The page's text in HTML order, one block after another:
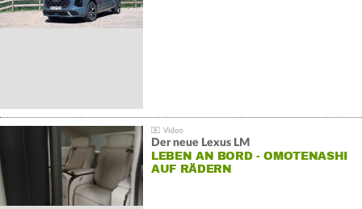
Der neue Lexus LM
LEBEN AN BORD - OMOTENASHI
AUF RÄDERN